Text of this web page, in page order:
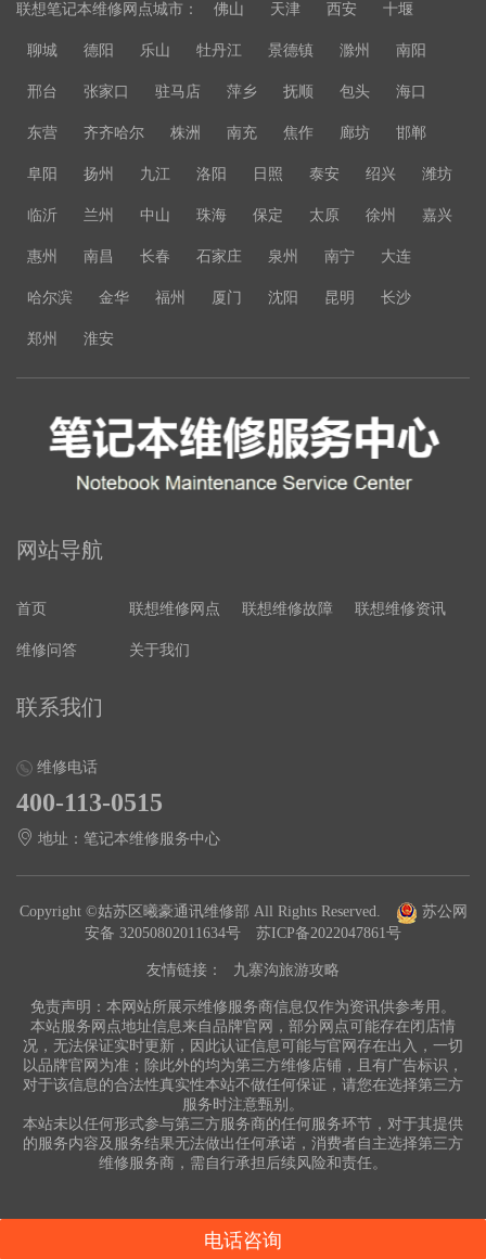
联想笔记本维修网点城市： 佛山 天津 西安 十堰
聊城 德阳 乐山 牡丹江 景德镇 滁州 南阳
邢台 张家口 驻马店 萍乡 抚顺 包头 海口
东营 齐齐哈尔 株洲 南充 焦作 廊坊 邯郸
阜阳 扬州 九江 洛阳 日照 泰安 绍兴 潍坊
临沂 兰州 中山 珠海 保定 太原 徐州 嘉兴
惠州 南昌 长春 石家庄 泉州 南宁 大连
哈尔滨 金华 福州 厦门 沈阳 昆明 长沙
郑州 淮安
网站导航
首页 联想维修网点 联想维修故障 联想维修资讯
维修问答 关于我们
联系我们
维修电话
400-113-0515
地址：笔记本维修服务中心
Copyright ©姑苏区曦豪通讯维修部 All Rights Reserved.
苏公网
安备 32050802011634号
苏ICP备2022047861号
友情链接： 九寨沟旅游攻略
免责声明：本网站所展示维修服务商信息仅作为资讯供参考用。
本站服务网点地址信息来自品牌官网，部分网点可能存在闭店情
况，无法保证实时更新，因此认证信息可能与官网存在出入，一切
以品牌官网为准；除此外的均为第三方维修店铺，且有广告标识，
对于该信息的合法性真实性本站不做任何保证，请您在选择第三方
服务时注意甄别。
本站未以任何形式参与第三方服务商的任何服务环节，对于其提供
的服务内容及服务结果无法做出任何承诺，消费者自主选择第三方
维修服务商，需自行承担后续风险和责任。
电话咨询